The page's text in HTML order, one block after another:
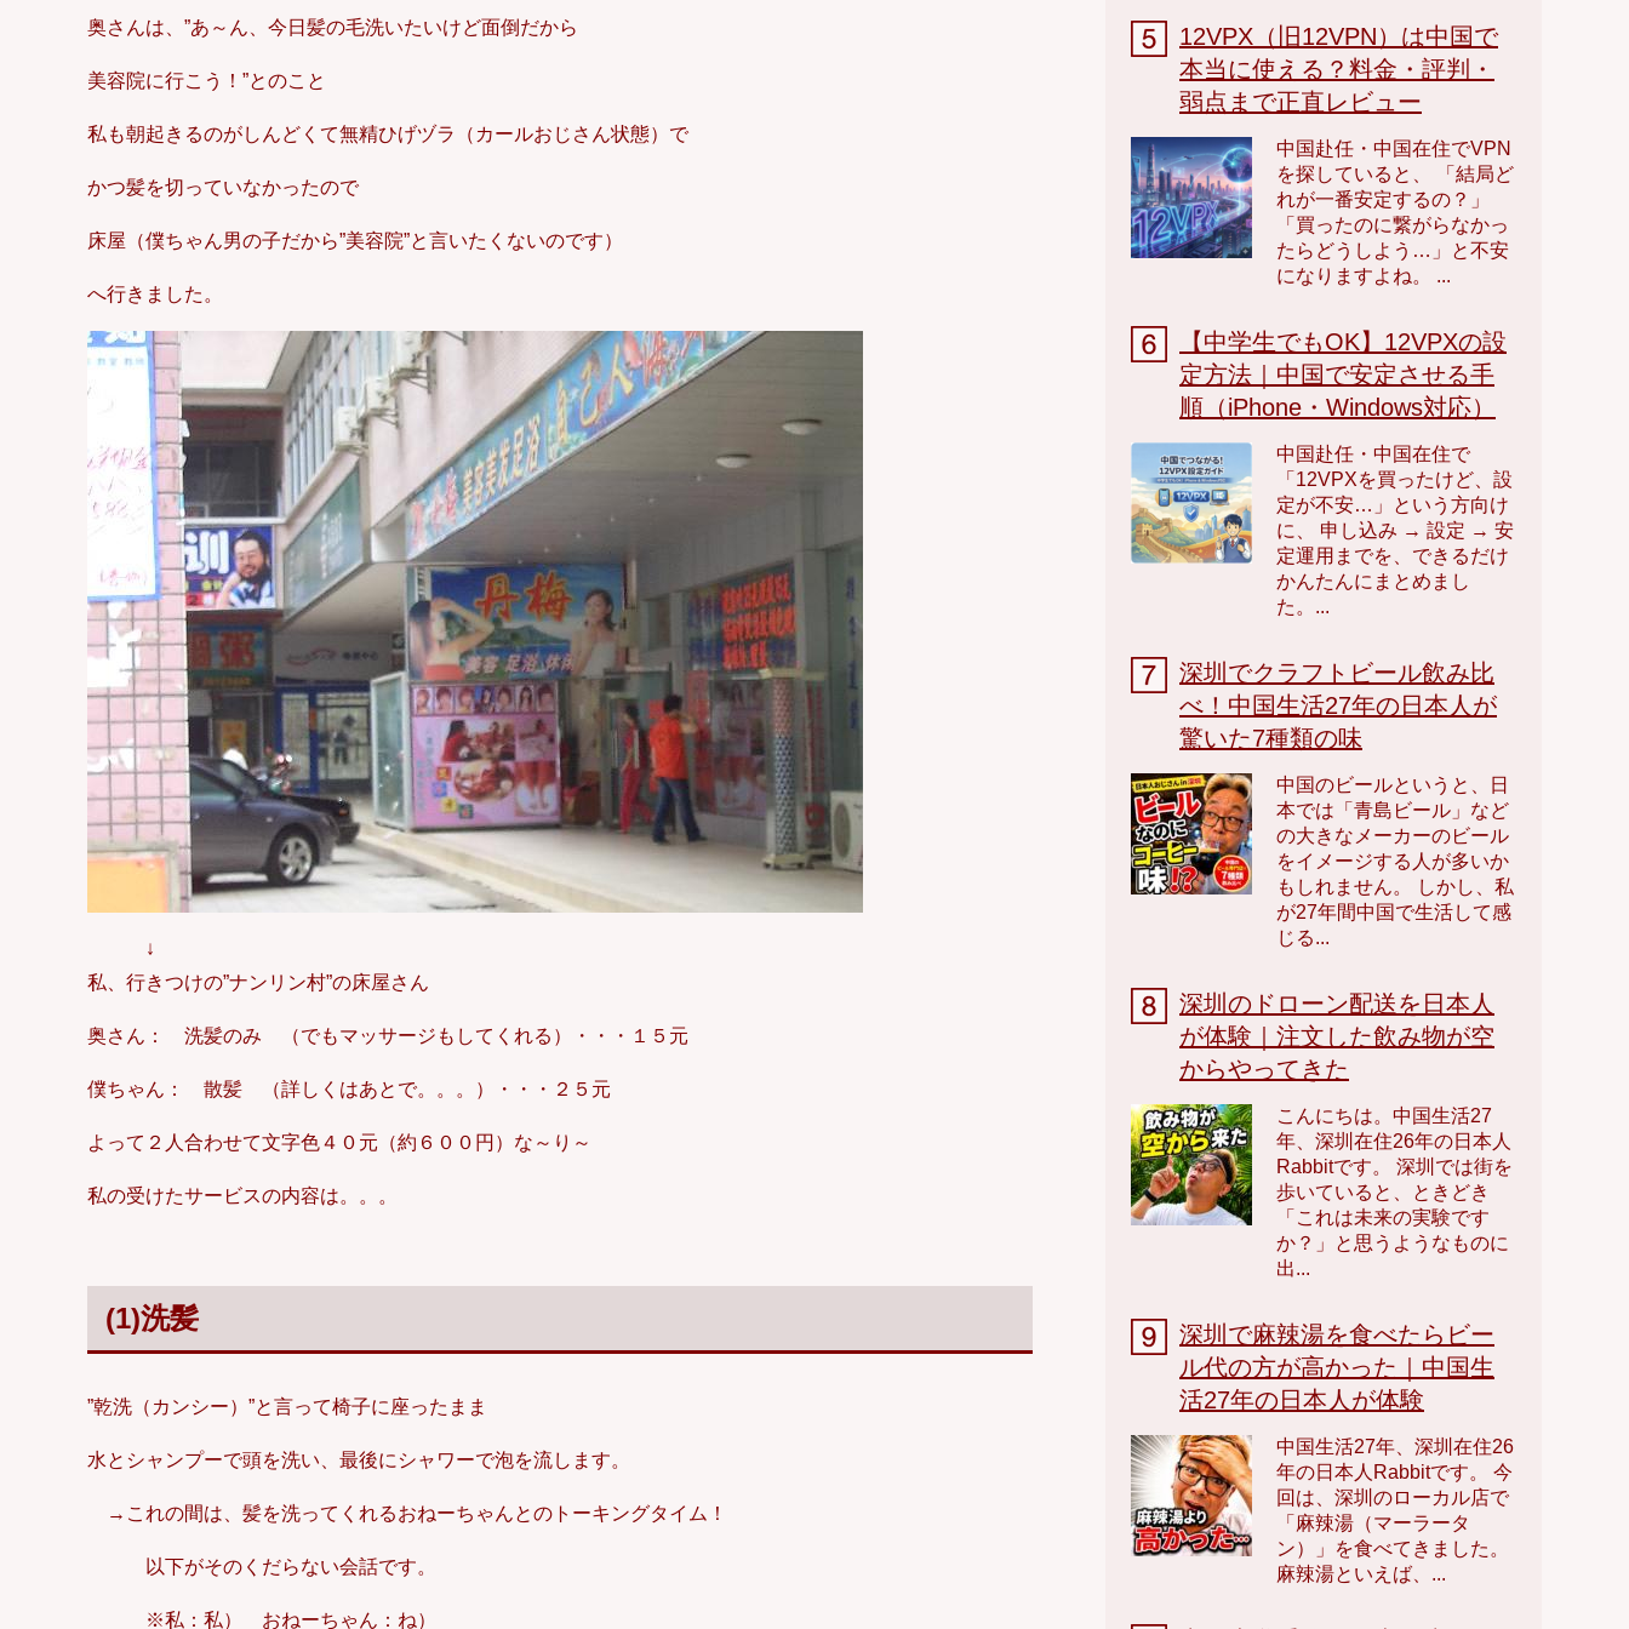
奥さんは、”あ～ん、今日髪の毛洗いたいけど面倒だから
美容院に行こう！”とのこと
私も朝起きるのがしんどくて無精ひげヅラ（カールおじさん状態）で
かつ髪を切っていなかったので
床屋（僕ちゃん男の子だから”美容院”と言いたくないのです）
へ行きました。
↓
私、行きつけの”ナンリン村”の床屋さん
奥さん： 洗髪のみ （でもマッサージもしてくれる）・・・１５元
僕ちゃん： 散髪 （詳しくはあとで。。。）・・・２５元
よって２人合わせて文字色４０元（約６００円）な～り～
私の受けたサービスの内容は。。。
(1)洗髪
”乾洗（カンシー）”と言って椅子に座ったまま
水とシャンプーで頭を洗い、最後にシャワーで泡を流します。
→これの間は、髪を洗ってくれるおねーちゃんとのトーキングタイム！
以下がそのくだらない会話です。
※私：私） おねーちゃん：ね）
12VPX（旧12VPN）は中国で
本当に使える？料金・評判・
弱点まで正直レビュー
中国赴任・中国在住でVPN
を探していると、 「結局ど
れが一番安定するの？」
「買ったのに繋がらなかっ
たらどうしよう…」と不安
になりますよね。 ...
【中学生でもOK】12VPXの設
定方法｜中国で安定させる手
順（iPhone・Windows対応）
中国赴任・中国在住で
「12VPXを買ったけど、設
定が不安…」という方向け
に、 申し込み → 設定 → 安
定運用までを、できるだけ
かんたんにまとめまし
た。...
深圳でクラフトビール飲み比
べ！中国生活27年の日本人が
驚いた7種類の味
中国のビールというと、日
本では「青島ビール」など
の大きなメーカーのビール
をイメージする人が多いか
もしれません。 しかし、私
が27年間中国で生活して感
じる...
深圳のドローン配送を日本人
が体験｜注文した飲み物が空
からやってきた
こんにちは。中国生活27
年、深圳在住26年の日本人
Rabbitです。 深圳では街を
歩いていると、ときどき
「これは未来の実験です
か？」と思うようなものに
出...
深圳で麻辣湯を食べたらビー
ル代の方が高かった｜中国生
活27年の日本人が体験
中国生活27年、深圳在住26
年の日本人Rabbitです。 今
回は、深圳のローカル店で
「麻辣湯（マーラータ
ン）」を食べてきました。
麻辣湯といえば、...